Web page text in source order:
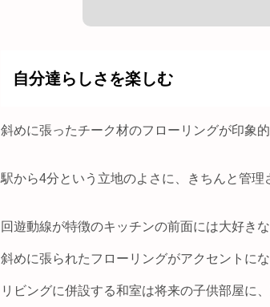
自分達らしさを楽しむ
斜めに張ったチーク材のフローリングが印象的
駅から4分という立地のよさに、きちんと管
回遊動線が特徴のキッチンの前面には大好き
斜めに張られたフローリングがアクセントに
リビングに併設する和室は将来の子供部屋に